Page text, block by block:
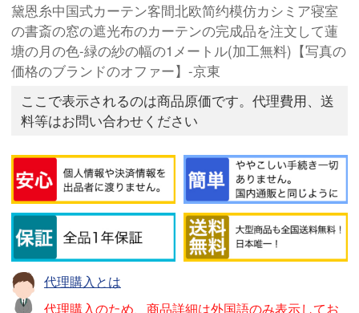
黛恩糸中国式カーテン客間北欧简约模仿カシミア寝室
の書斎の窓の遮光布のカーテンの完成品を注文して蓮
塘の月の色-緑の紗の幅の1メートル(加工無料)【写真の
価格のブランドのオファー】-京東
ここで表示されるのは商品原価です。代理費用、送
料等はお問い合わせください
代理購入とは
代理購入のため、商品詳細は外国語のみ表示してお